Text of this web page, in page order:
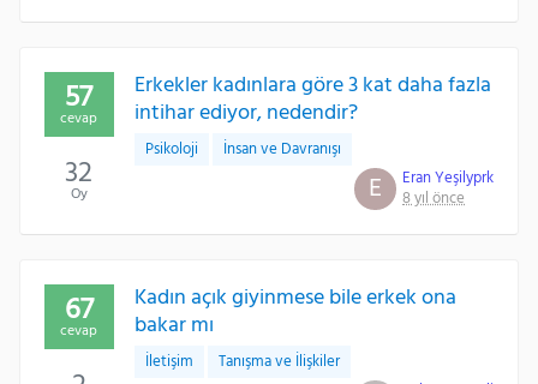
Erkekler kadınlara göre 3 kat daha fazla
intihar ediyor, nedendir?
Psikoloji İnsan ve Davranışı
E
Eran Yeşilyprk
8 yıl önce
57
cevap
32
Oy
Kadın açık giyinmese bile erkek ona
bakar mı
İletişim Tanışma ve İlişkiler
67
cevap